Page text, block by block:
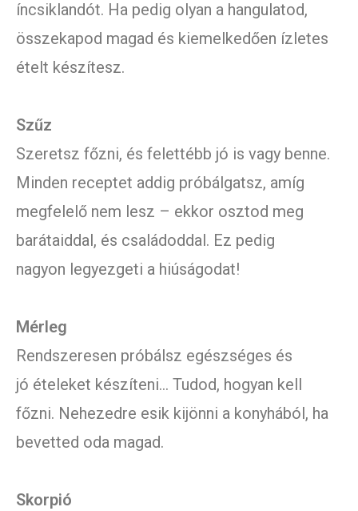
íncsiklandót. Ha pedig olyan a hangulatod,
összekapod magad és kiemelkedően ízletes
ételt készítesz.
Szűz
Szeretsz főzni, és felettébb jó is vagy benne.
Minden receptet addig próbálgatsz, amíg
megfelelő nem lesz – ekkor osztod meg
barátaiddal, és családoddal. Ez pedig
nagyon legyezgeti a hiúságodat!
Mérleg
Rendszeresen próbálsz egészséges és
jó ételeket készíteni… Tudod, hogyan kell
főzni. Nehezedre esik kijönni a konyhából, ha
bevetted oda magad.
Skorpió